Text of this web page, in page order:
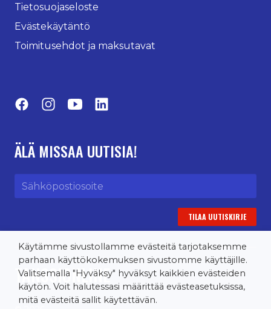
Tietosuojaseloste
Evästekäytäntö
Toimitusehdot ja maksutavat
FacebookInstagramYouTube
ÄLÄ MISSAA UUTISIA!
Sähköpostiosoite
TANSSIONLINE
Käytämme sivustollamme evästeitä tarjotaksemme
parhaan käyttökokemuksen sivustomme käyttäjille.
Valitsemalla "Hyväksy" hyväksyt kaikkien evästeiden
käytön. Voit halutessasi määrittää evästeasetuksissa,
mitä evästeitä sallit käytettävän.